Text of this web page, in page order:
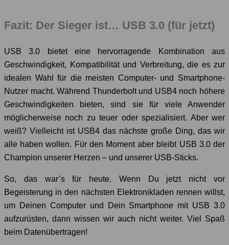
Fazit: Der Sieger ist… USB 3.0 (für jetzt)
USB 3.0 bietet eine hervorragende Kombination aus
Geschwindigkeit, Kompatibilität und Verbreitung, die es zur
idealen Wahl für die meisten Computer- und Smartphone-
Nutzer macht. Während Thunderbolt und USB4 noch höhere
Geschwindigkeiten bieten, sind sie für viele Anwender
möglicherweise noch zu teuer oder spezialisiert. Aber wer
weiß? Vielleicht ist USB4 das nächste große Ding, das wir
alle haben wollen. Für den Moment aber bleibt USB 3.0 der
Champion unserer Herzen – und unserer USB-Sticks.
So, das war’s für heute. Wenn Du jetzt nicht vor
Begeisterung in den nächsten Elektronikladen rennen willst,
um Deinen Computer und Dein Smartphone mit USB 3.0
aufzurüsten, dann wissen wir auch nicht weiter. Viel Spaß
beim Datenübertragen!